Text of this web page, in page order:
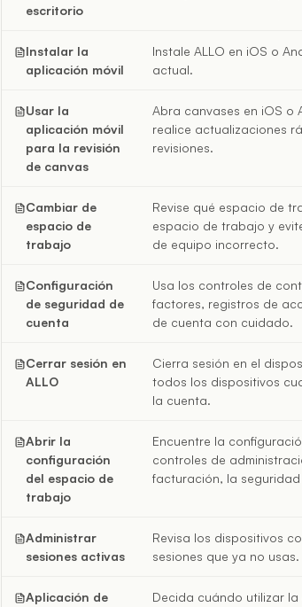
escritorio
Instalar la
aplicación móvil
Instale ALLO en iOS o
actual.
Usar la
aplicación móvil
para la revisión
de canvas
Abra canvases en iOS o
realice actualizaciones
revisiones.
Cambiar de
espacio de
trabajo
Revise qué espacio de
espacio de trabajo y
de equipo incorrecto.
Configuración
de seguridad de
cuenta
Usa los controles de
factores, registros de
de cuenta con cuidado.
Cerrar sesión en
ALLO
Cierra sesión en el
todos los dispositivos
la cuenta.
Abrir la
configuración
del espacio de
trabajo
Encuentre la
controles de
facturación, la
Administrar
sesiones activas
Revisa los dispositivos
sesiones que ya no usas.
Aplicación de
Decida cuándo utilizar